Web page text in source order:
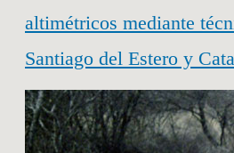
altimétricos mediante
Santiago del Estero y